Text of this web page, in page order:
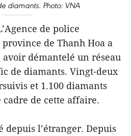
diamants. Photo: VNA
de police
de Thanh Hoa a
démantelé un réseau
de diamants. Vingt-deux
et 1.100 diamants
cadre de cette affaire.
depuis l’étranger. Depuis